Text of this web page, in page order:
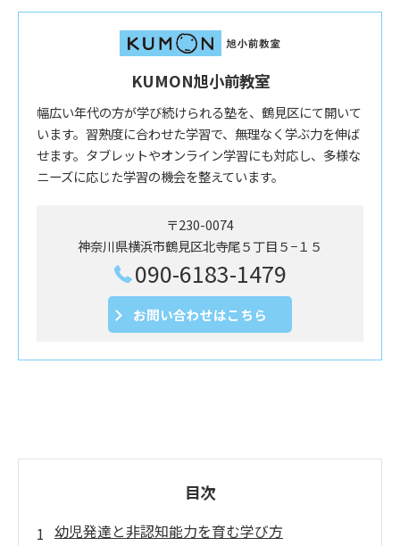
KUMON旭小前教室
幅広い年代の方が学び続けられる塾を、鶴見区にて開いて
います。習熟度に合わせた学習で、無理なく学ぶ力を伸ば
せます。タブレットやオンライン学習にも対応し、多様な
ニーズに応じた学習の機会を整えています。
〒230-0074
神奈川県横浜市鶴見区北寺尾５丁目５−１５
090-6183-1479
お問い合わせはこちら
目次
幼児発達と非認知能力を育む学び方